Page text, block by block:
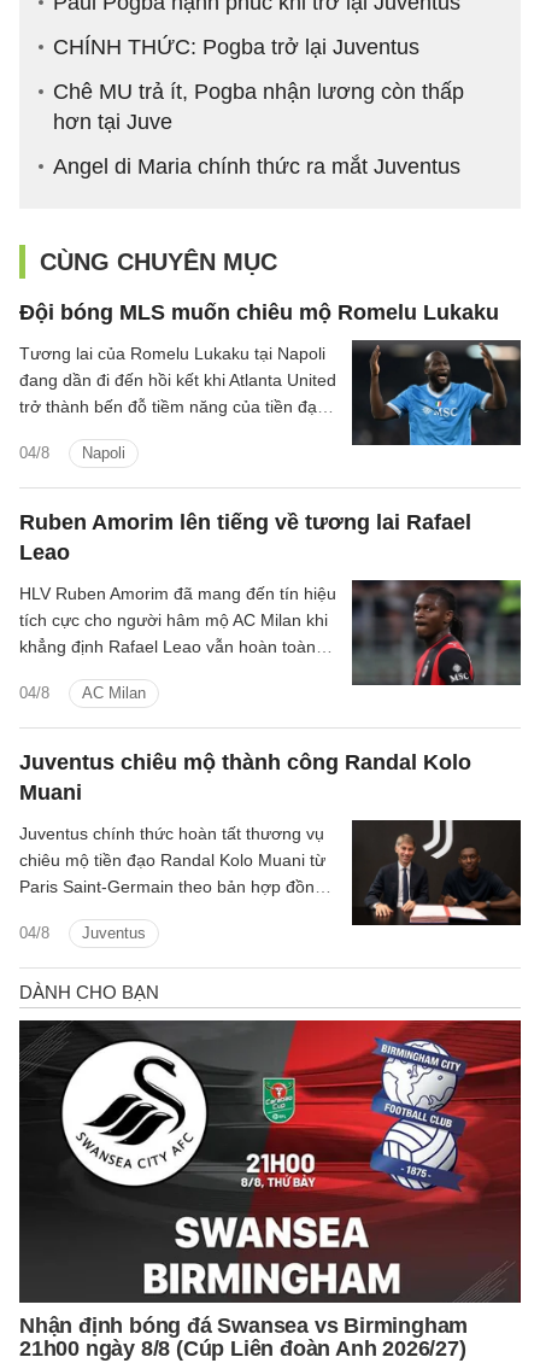
CHÍNH THỨC: Pogba trở lại Juventus
Chê MU trả ít, Pogba nhận lương còn thấp
hơn tại Juve
Angel di Maria chính thức ra mắt Juventus
CÙNG CHUYÊN MỤC
Đội bóng MLS muốn chiêu mộ Romelu Lukaku
04/8 Napoli
Tương lai của Romelu Lukaku tại Napoli
đang dần đi đến hồi kết khi Atlanta United
trở thành bến đỗ tiềm năng của tiền đạo
hè.
Ruben Amorim lên tiếng về tương lai Rafael
Leao
04/8 AC Milan
HLV Ruben Amorim đã mang đến tín hiệu
tích cực cho người hâm mộ AC Milan khi
khẳng định Rafael Leao vẫn hoàn toàn
đội bóng, bất chấp những đồn đoán
chuyển nhượng kéo dài suốt mùa hè.
Juventus chiêu mộ thành công Randal Kolo
Muani
04/8 Juventus
Juventus chính thức hoàn tất thương vụ
chiêu mộ tiền đạo Randal Kolo Muani từ
Paris Saint-Germain theo bản hợp đồng
người Pháp sau quãng thời gian thi đấu
theo dạng cho mượn đầy ấn tượng tại
Turin.